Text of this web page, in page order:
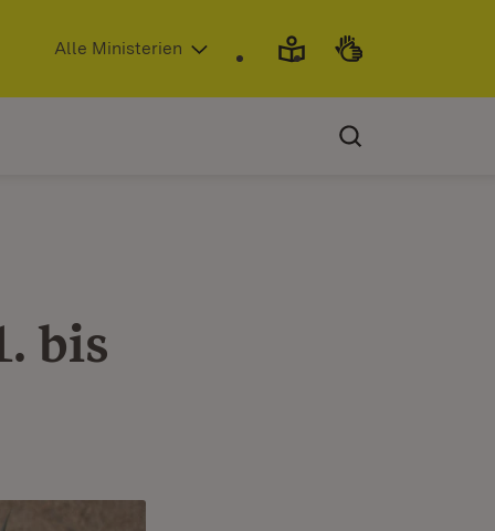
(Öffnet in neuem Fenster)
Alle Ministerien
bis